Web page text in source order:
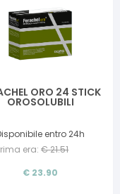
ORO 24 STICK
OROSOLUBILI
entro 24h
era: €21.51
€ 23.90